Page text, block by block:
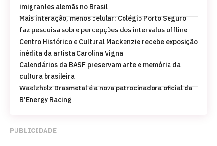
imigrantes alemãs no Brasil
Mais interação, menos celular: Colégio Porto Seguro
faz pesquisa sobre percepções dos intervalos offline
Centro Histórico e Cultural Mackenzie recebe exposição
inédita da artista Carolina Vigna
Calendários da BASF preservam arte e memória da
cultura brasileira
Waelzholz Brasmetal é a nova patrocinadora oficial da
B’Energy Racing
PUBLICIDADE